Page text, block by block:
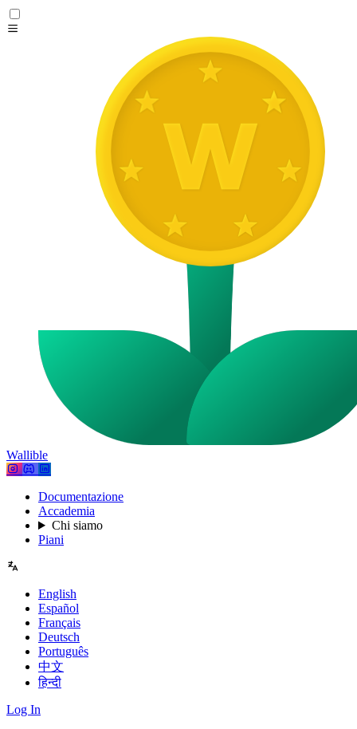
Wallible
Documentazione
Accademia
Chi siamo
Piani
English
Español
Français
Deutsch
Português
中文
हिन्दी
Log In